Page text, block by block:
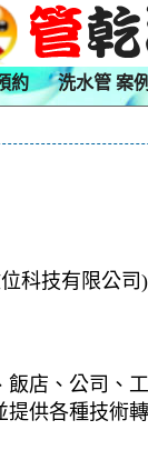
約 洗水管 案例
科技有限公司)
店、公司、
供各種技術